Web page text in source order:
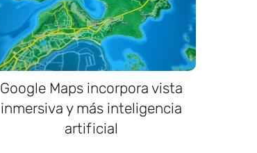
Google Maps incorpora vista
inmersiva y más inteligencia
artificial